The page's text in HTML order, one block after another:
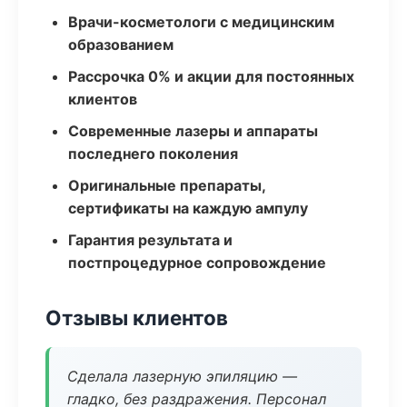
Врачи-косметологи с медицинским
образованием
Рассрочка 0% и акции для постоянных
клиентов
Современные лазеры и аппараты
последнего поколения
Оригинальные препараты,
сертификаты на каждую ампулу
Гарантия результата и
постпроцедурное сопровождение
Отзывы клиентов
Сделала лазерную эпиляцию —
гладко, без раздражения. Персонал